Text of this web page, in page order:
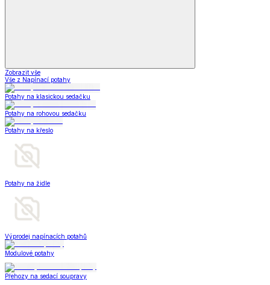
Zobrazit vše
Vše z Napínací potahy
Potahy na klasickou sedačku
Potahy na rohovou sedačku
Potahy na křeslo
Potahy na židle
Výprodej napínacích potahů
Modulové potahy
Přehozy na sedací soupravy